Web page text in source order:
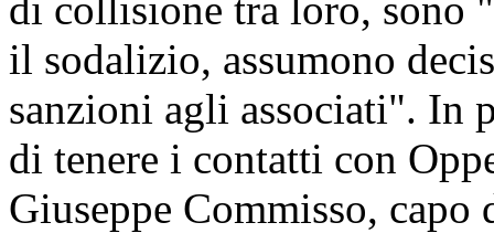
il sodalizio, assumono
sanzioni agli associati". In
di tenere i contatti con
Giuseppe Commisso,